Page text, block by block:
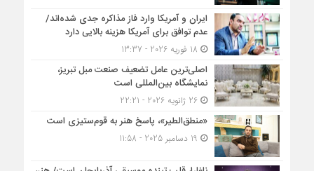
ایران و آمریکا وارد فاز مذاکره جدی شده‌اند/
عدم توافق برای آمریکا هزینه بالایی دارد
اصلی‌ترین عامل تضعیف صنعت مبل تبریز،
نمایشگاه بین‌المللی است
26 ژانویه 2026 - 22:21
«منطق‌الطیر»، پاسخ هنر به قوم‌ستیزی است